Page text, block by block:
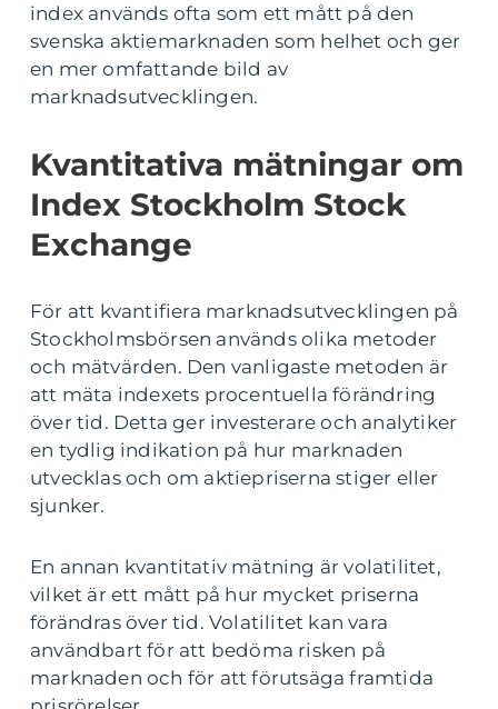
index används ofta som ett mått på den
svenska aktiemarknaden som helhet och ger
en mer omfattande bild av
marknadsutvecklingen.
Kvantitativa mätningar om
Index Stockholm Stock
Exchange
För att kvantifiera marknadsutvecklingen på
Stockholmsbörsen används olika metoder
och mätvärden. Den vanligaste metoden är
att mäta indexets procentuella förändring
över tid. Detta ger investerare och analytiker
en tydlig indikation på hur marknaden
utvecklas och om aktiepriserna stiger eller
sjunker.
En annan kvantitativ mätning är volatilitet,
vilket är ett mått på hur mycket priserna
förändras över tid. Volatilitet kan vara
användbart för att bedöma risken på
marknaden och för att förutsäga framtida